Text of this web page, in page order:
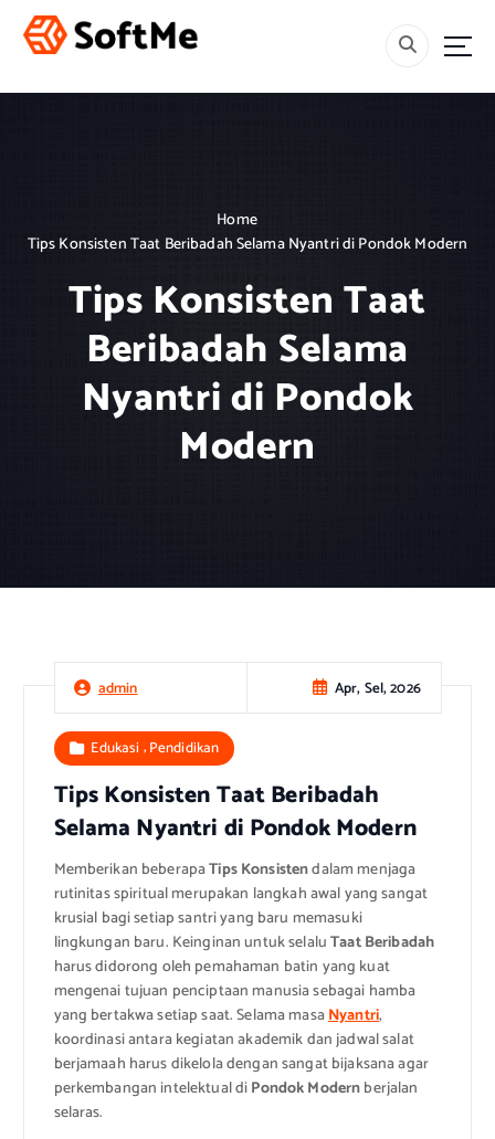
Home
Tips Konsisten Taat Beribadah Selama Nyantri di Pondok Modern
Tips Konsisten Taat
Beribadah Selama
Nyantri di Pondok
Modern
admin Apr, Sel, 2026
Edukasi,Pendidikan
Tips Konsisten Taat Beribadah
Selama Nyantri di Pondok Modern
Memberikan beberapaTips Konsistendalam menjaga
rutinitas spiritual merupakan langkah awal yang sangat
krusial bagi setiap santri yang baru memasuki
lingkungan baru. Keinginan untuk selaluTaat Beribadah
harus didorong oleh pemahaman batin yang kuat
mengenai tujuan penciptaan manusia sebagai hamba
yang bertakwa setiap saat. Selama masaNyantri,
koordinasi antara kegiatan akademik dan jadwal salat
berjamaah harus dikelola dengan sangat bijaksana agar
perkembangan intelektual diPondok Modernberjalan
selaras.